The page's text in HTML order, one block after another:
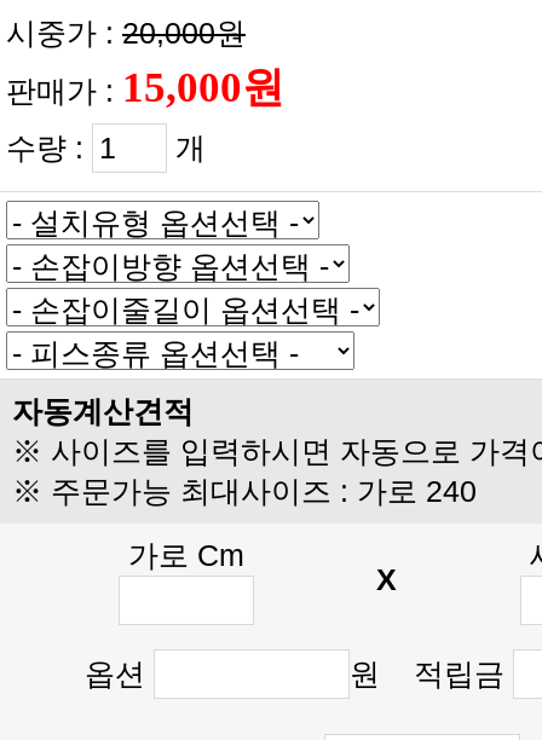
시중가 : 20,000원
판매가 :
수량 :
개
자동계산견적
※ 사이즈를 입력하시면 자동으로 가격
※ 주문가능 최대사이즈 : 가로 240
가로 Cm
X
옵션 원 적립금